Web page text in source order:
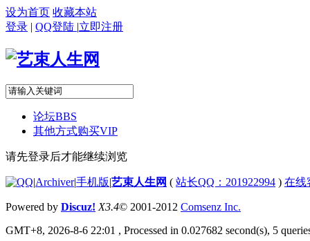
设为首页 收藏本站
登录 | QQ登陆 |立即注册
论坛BBS
其他方式购买VIP
请先登录后才能继续浏览
|Archiver|手机版|艺束人生网 ( 站长QQ：201922994 ) 在线
Powered by Discuz! X3.4© 2001-2012 Comsenz Inc.
GMT+8, 2026-8-6 22:01 , Processed in 0.027682 second(s), 5